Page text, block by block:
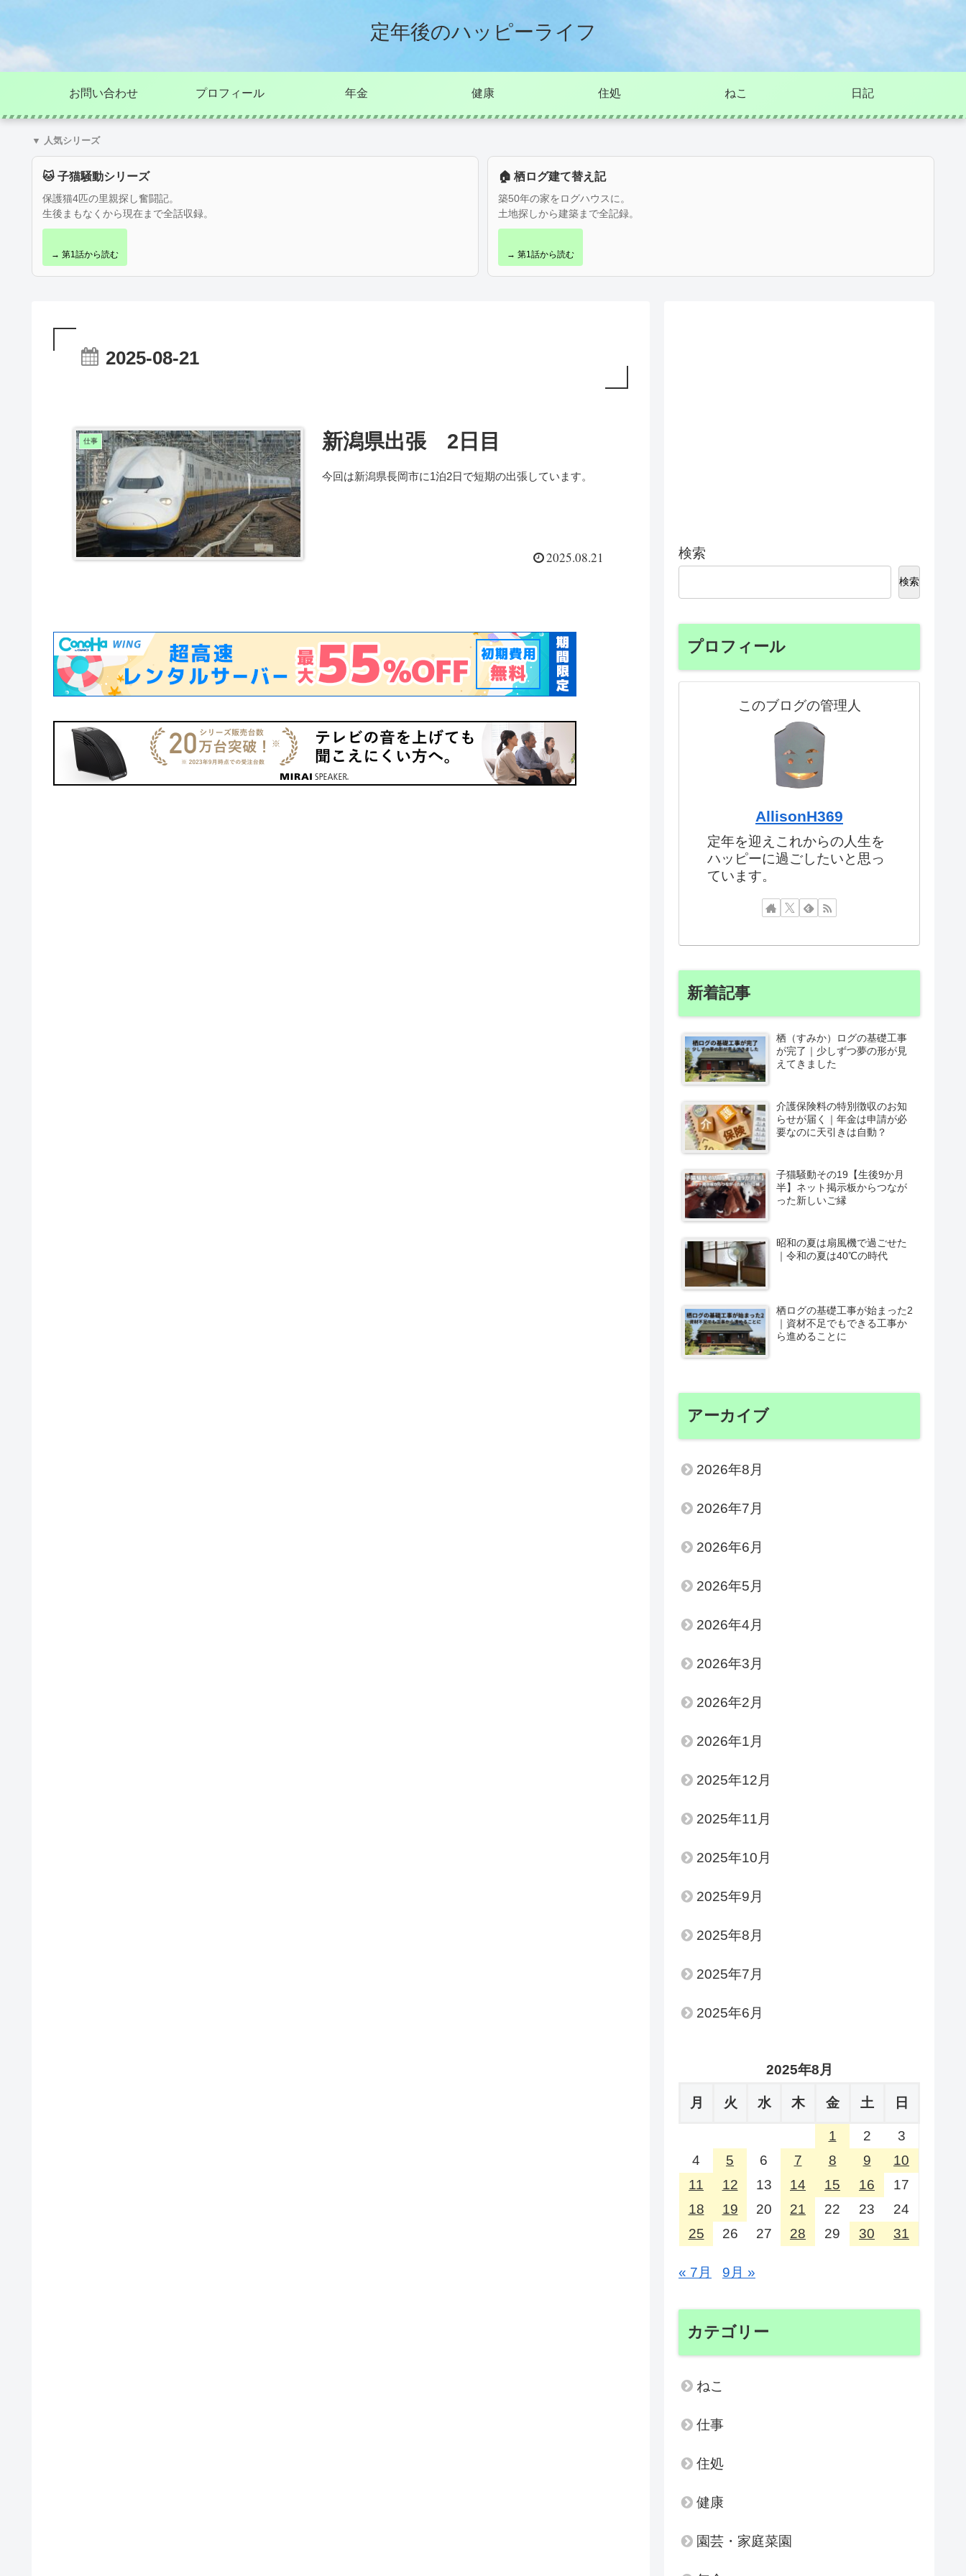
定年後のハッピーライフ
お問い合わせ プロフィール 年金 健康 住処 ねこ 日記
▼ 人気シリーズ
🐱 子猫騒動シリーズ
保護猫4匹の里親探し奮闘記。
生後まもなくから現在まで全話収録。
→ 第1話から読む
🏠 栖ログ建て替え記
築50年の家をログハウスに。
土地探しから建築まで全記録。
→ 第1話から読む
2025-08-21
仕事 新潟県出張 2日目
今回は新潟県長岡市に1泊2日で短期の出張しています。
2025.08.21 検索
検索
プロフィール
このブログの管理人
AllisonH369
定年を迎えこれからの人生を
ハッピーに過ごしたいと思っ
ています。
新着記事
栖（すみか）ログの基礎工事
が完了｜少しずつ夢の形が見
えてきました
介護保険料の特別徴収のお知
らせが届く｜年金は申請が必
要なのに天引きは自動？
子猫騒動その19【生後9か月
半】ネット掲示板からつなが
った新しいご縁
昭和の夏は扇風機で過ごせた
｜令和の夏は40℃の時代
栖ログの基礎工事が始まった2
｜資材不足でもできる工事か
ら進めることに
アーカイブ
2026年8月
2026年7月
2026年6月
2026年5月
2026年4月
2026年3月
2026年2月
2026年1月
2025年12月
2025年11月
2025年10月
2025年9月
2025年8月
2025年7月
2025年6月
2025年8月
月 火 水 木 金 土 日
1 2
3
4
5 6 7 8 9
10
11
12 13 14 15 16
17
18
19 20 21 22 23
24
25
26 27 28 29 30 31
« 7月 9月 »
カテゴリー
ねこ
仕事
住処
健康
園芸・家庭菜園